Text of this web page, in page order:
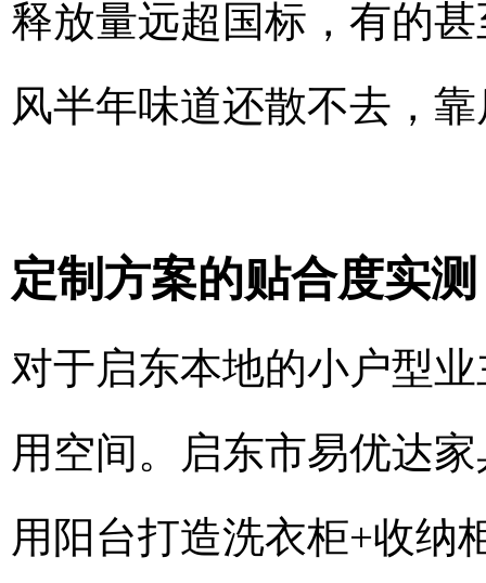
释放量远超国标，有的
风半年味道还散不去，
定制方案的贴合度实
对于启东本地的小户型
用空间。启东市易优达
用阳台打造洗衣柜+收纳